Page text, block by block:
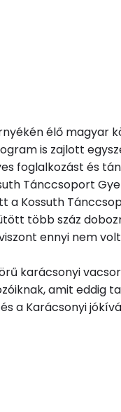
élő magyar
is zajlott
foglalkozást és
Tánccsoport
a Kossuth
több száz
ennyi nem
karácsonyi
amit eddig
a Karácsonyi